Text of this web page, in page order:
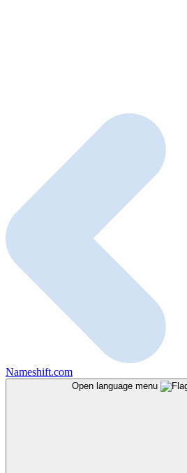
Nameshift.com
Open language menu